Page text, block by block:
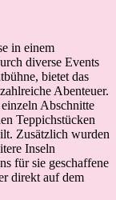
in einem
diverse Events
bietet das
Abenteuer.
Abschnitte
Teppichstücken
Zusätzlich wurden
Inseln
für sie geschaffene
direkt auf dem